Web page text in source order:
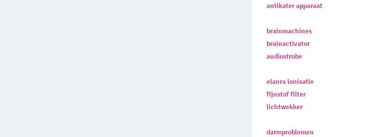
antikater apparaat
brainmachines
brainactivator
audiostrobe
elanra ionisatie
fijnstof filter
lichtwekker
darmproblemen